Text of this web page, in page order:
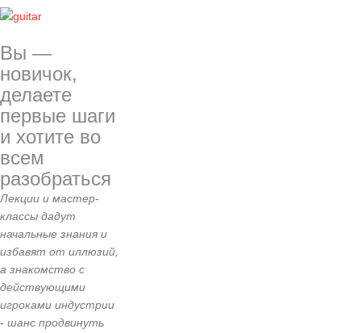
Вы —
новичок,
делаете
первые шаги
и хотите во
всем
разобраться
Лекции и мастер-
классы дадут
начальные знания и
избавят от иллюзий,
а знакомство с
действующими
игроками индустрии
- шанс продвинуть